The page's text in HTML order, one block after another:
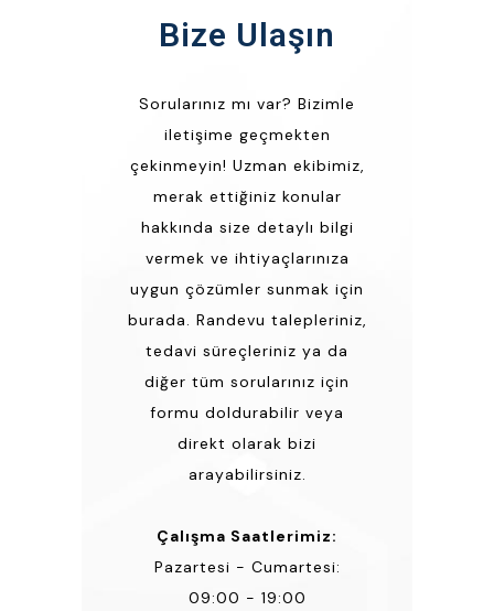
Bize Ulaşın
Sorularınız mı var? Bizimle
iletişime geçmekten
çekinmeyin! Uzman ekibimiz,
merak ettiğiniz konular
hakkında size detaylı bilgi
vermek ve ihtiyaçlarınıza
uygun çözümler sunmak için
burada. Randevu talepleriniz,
tedavi süreçleriniz ya da
diğer tüm sorularınız için
formu doldurabilir veya
direkt olarak bizi
arayabilirsiniz.
Çalışma Saatlerimiz:
Pazartesi - Cumartesi:
09:00 - 19:00